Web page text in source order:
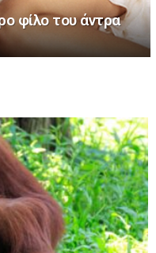
φίλο του άντρα